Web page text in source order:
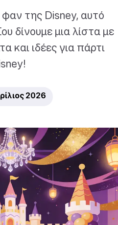
φαν της Disney, αυτό
δίνουμε μια λίστα με
και ιδέες για πάρτι
2026